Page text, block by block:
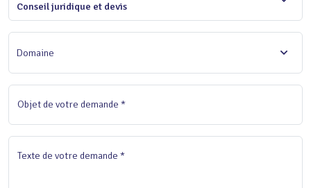
Conseil juridique et devis
Domaine
Objet de votre demande *
Texte de votre demande *